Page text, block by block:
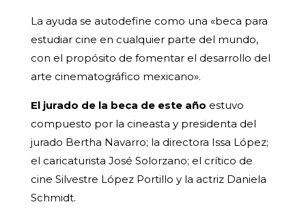
La ayuda se autodefine como una «beca para
estudiar cine en cualquier parte del mundo,
con el propósito de fomentar el desarrollo del
arte cinematográfico mexicano».
El jurado de la beca de este año estuvo
compuesto por la cineasta y presidenta del
jurado Bertha Navarro; la directora Issa López;
el caricaturista José Solorzano; el crítico de
cine Silvestre López Portillo y la actriz Daniela
Schmidt.